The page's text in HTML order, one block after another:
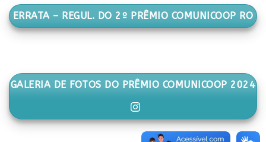
ERRATA – REGUL. DO 2º PRÊMIO COMUNICOOP RO
GALERIA DE FOTOS DO PRÊMIO COMUNICOOP 2024